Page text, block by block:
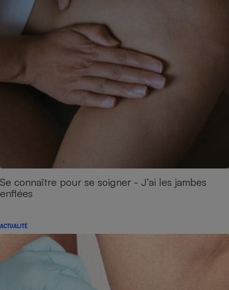
Se connaître pour se soigner - J’ai les jambes
enflées
ACTUALITÉ